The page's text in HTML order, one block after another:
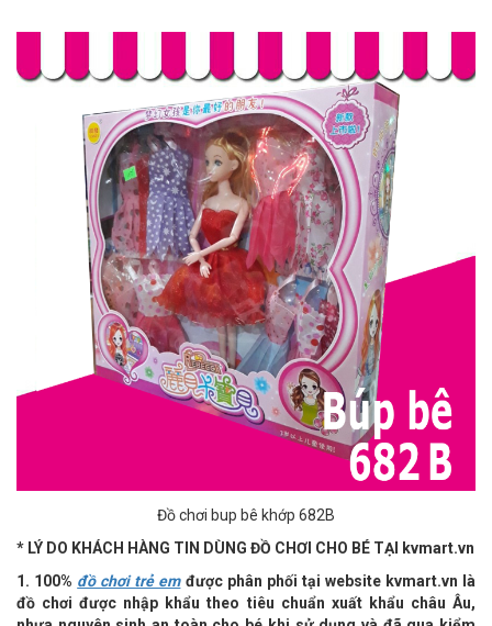
Đồ chơi bup bê khớp 682B
* LÝ DO KHÁCH HÀNG TIN DÙNG ĐỒ CHƠI CHO BÉ TẠI kvmart.vn
1. 100% đồ chơi trẻ emđược phân phối tại website kvmart.vn là
đồ chơi được nhập khẩu theo tiêu chuẩn xuất khẩu châu Âu,